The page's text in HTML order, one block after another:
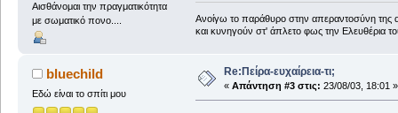
Αισθάνομαι την πραγματικότητα
με σωματικό πονο....
Ανοίγω το παράθυρο στην απεραντοσύνη της
και κυνηγούν στ' άπλετο φως την Ελευθέρια
bluechild
Εδώ είναι το σπίτι μου
Re:Πείρα-ευχαίρεια-τι;
« Απάντηση #3 στις: 23/08/03, 18:01 »